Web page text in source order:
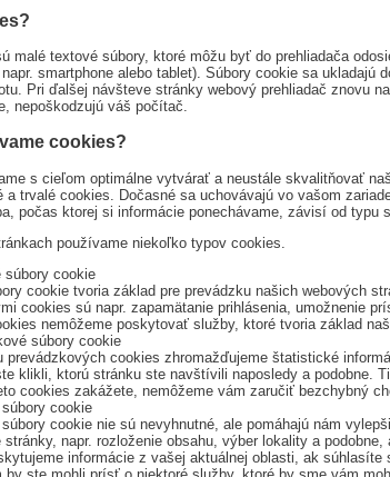
malé textové súbory, ktoré môžu byť do prehliadača
smartphone alebo tablet). Súbory cookie sa
Pri ďalšej návšteve stránky webový prehliadač znovu
nepoškodzujú váš počítač.
cookies?
s cieľom optimálne vytvárať a neustále skvalitňovať
a trvalé cookies. Dočasné sa uchovávajú vo vašom
počas ktorej si informácie ponechávame, závisí od typu
používame niekoľko typov cookies.
súbory cookie
cookie tvoria základ pre prevádzku našich webových
cookies sú napr. zapamätanie prihlásenia, umožnenie
nemôžeme poskytovať služby, ktoré tvoria základ
súbory cookie
prevádzkových cookies zhromažďujeme štatistické
klikli, ktorú stránku ste navštívili naposledy a podobne.
cookies zakážete, nemôžeme vám zaručiť bezchybný
cookie
súbory cookie nie sú nevyhnutné, ale pomáhajú nám
stránky, napr. rozloženie obsahu, výber lokality a
informácie z vašej aktuálnej oblasti, ak